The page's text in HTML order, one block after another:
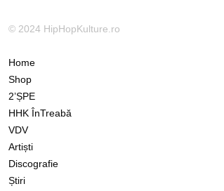
© 2024 HipHopKulture.ro
Home
Shop
2’ȘPE
HHK ÎnTreabă
VDV
Artiști
Discografie
Știri